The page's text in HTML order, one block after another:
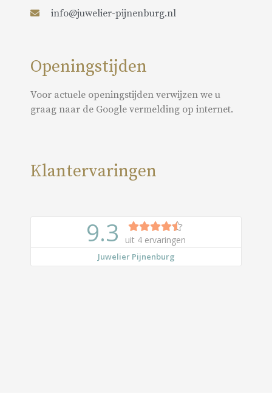
info@juwelier-pijnenburg.nl
Openingstijden
Voor actuele openingstijden verwijzen we u
graag naar de Google vermelding op internet.
Klantervaringen